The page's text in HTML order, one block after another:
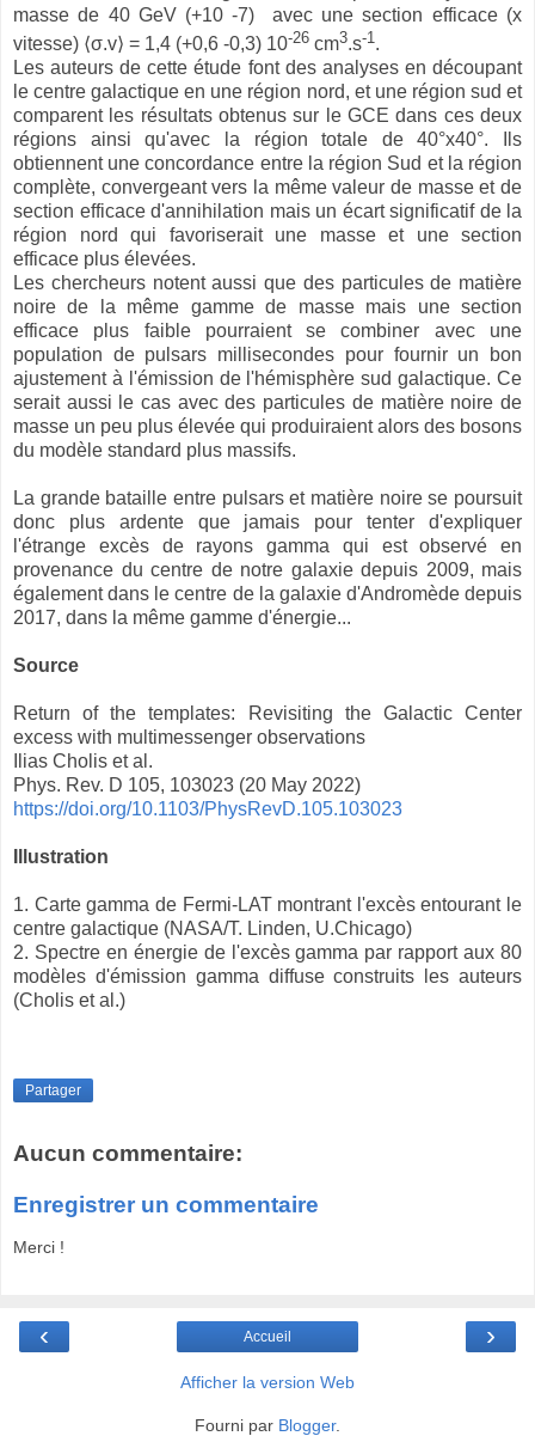
masse de 40 GeV (+10 -7) avec une section efficace (x
vitesse) ⟨σ.v⟩ = 1,4 (+0,6 -0,3) 10-26 cm3.s-1 .
Les auteurs de cette étude font des analyses en découpant
le centre galactique en une région nord, et une région sud et
comparent les résultats obtenus sur le GCE dans ces deux
régions ainsi qu'avec la région totale de 40°x40°. Ils
obtiennent une concordance entre la région Sud et la région
complète, convergeant vers la même valeur de masse et de
section efficace d'annihilation mais un écart significatif de la
région nord qui favoriserait une masse et une section
efficace plus élevées.
Les chercheurs notent aussi que des particules de matière
noire de la même gamme de masse mais une section
efficace plus faible pourraient se combiner avec une
population de pulsars millisecondes pour fournir un bon
ajustement à l'émission de l'hémisphère sud galactique. Ce
serait aussi le cas avec des particules de matière noire de
masse un peu plus élevée qui produiraient alors des bosons
du modèle standard plus massifs.
La grande bataille entre pulsars et matière noire se poursuit
donc plus ardente que jamais pour tenter d'expliquer
l'étrange excès de rayons gamma qui est observé en
provenance du centre de notre galaxie depuis 2009, mais
également dans le centre de la galaxie d'Andromède depuis
2017, dans la même gamme d'énergie...
Source
Return of the templates: Revisiting the Galactic Center
excess with multimessenger observations
Ilias Cholis et al.
Phys. Rev. D 105, 103023 (20 May 2022)
https://doi.org/10.1103/PhysRevD.105.103023
Illustration
1. Carte gamma de Fermi-LAT montrant l'excès entourant le
centre galactique (NASA/T. Linden, U.Chicago)
2. Spectre en énergie de l'excès gamma par rapport aux 80
modèles d'émission gamma diffuse construits les auteurs
(Cholis et al.)
Partager
Aucun commentaire:
Enregistrer un commentaire
Merci !
‹ ›
Accueil
Afficher la version Web
Fourni par Blogger.